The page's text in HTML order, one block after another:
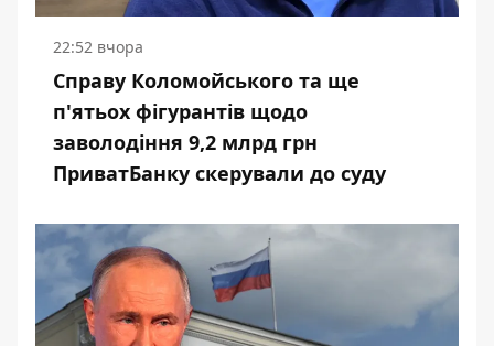
22:52 вчора
Справу Коломойського та ще
п'ятьох фігурантів щодо
заволодіння 9,2 млрд грн
ПриватБанку скерували до суду